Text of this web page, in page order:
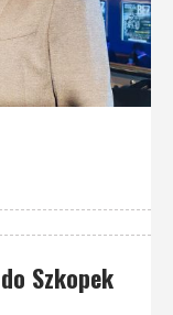
Szkopek